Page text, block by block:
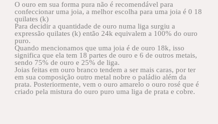
O ouro em sua forma pura não é recomendável para
confeccionar uma joia, a melhor escolha para uma joia é 0 18
quilates (k)
Para decidir a quantidade de ouro numa liga surgiu a
expressão quilates (k) então 24k equivalem a 100% do ouro
puro.
Quando mencionamos que uma joia é de ouro 18k, isso
significa que ela tem 18 partes de ouro e 6 de outros metais,
sendo 75% de ouro e 25% de liga.
Joias feitas em ouro branco tendem a ser mais caras, por ter
em sua composição outro metal nobre o paládio além da
prata. Posteriormente, vem o ouro amarelo o ouro rosé que é
criado pela mistura do ouro puro uma liga de prata e cobre.